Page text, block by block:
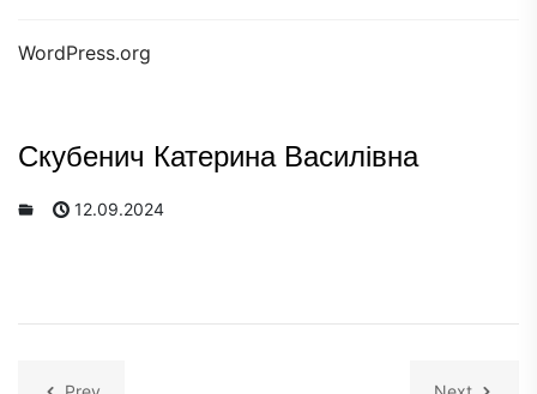
WordPress.org
Скубенич Катерина Василівна
12.09.2024